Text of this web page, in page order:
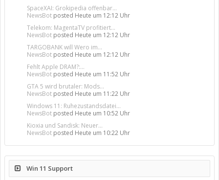
SpaceXAI: Grokipedia offenbar...
NewsBot posted Heute um 12:12 Uhr
Telekom: MagentaTV profitiert...
NewsBot posted Heute um 12:12 Uhr
TARGOBANK will Wero im...
NewsBot posted Heute um 12:12 Uhr
Fehlt Apple DRAM?:...
NewsBot posted Heute um 11:52 Uhr
GTA 5 wird brutaler: Mods...
NewsBot posted Heute um 11:22 Uhr
Windows 11: Ruhezustandsdatei...
NewsBot posted Heute um 10:52 Uhr
Kioxia und Sandisk: Neuer...
NewsBot posted Heute um 10:22 Uhr
Win 11 Support